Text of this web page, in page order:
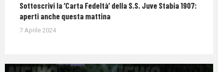
Sottoscrivi la ‘Carta Fedeltà’ della S.S. Juve Stabia 1907:
aperti anche questa mattina
7 Aprile 2024